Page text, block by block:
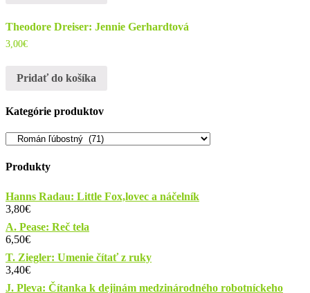
Theodore Dreiser: Jennie Gerhardtová
3,00€
Pridať do košíka
Kategórie produktov
Produkty
Hanns Radau: Little Fox,lovec a náčelník
3,80€
A. Pease: Reč tela
6,50€
T. Ziegler: Umenie čítať z ruky
3,40€
J. Pleva: Čítanka k dejinám medzinárodného robotníckeho